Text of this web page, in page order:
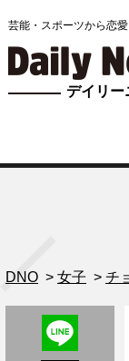
芸能・スポーツから恋
デイリー
DNO > 女子 > チ